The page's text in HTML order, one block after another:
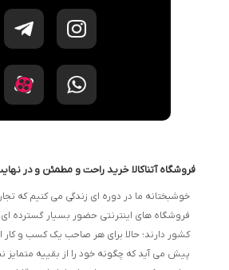
فروشگاه آتناکالا خرید راحت و مطمئن و در
خوشبختانه ما در دوره ای زندگی می کنیم که
فروشگاه های اینترنتی حضور بسیار گسترده
کشور دارند؛ حالا برای هر صاحب یک کسب و کار
پیش می آید که چگونه خود را از بقییه متمایز